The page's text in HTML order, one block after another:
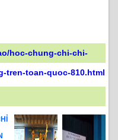
hoc-chung-chi-chi-
tren-toan-quoc-810.html